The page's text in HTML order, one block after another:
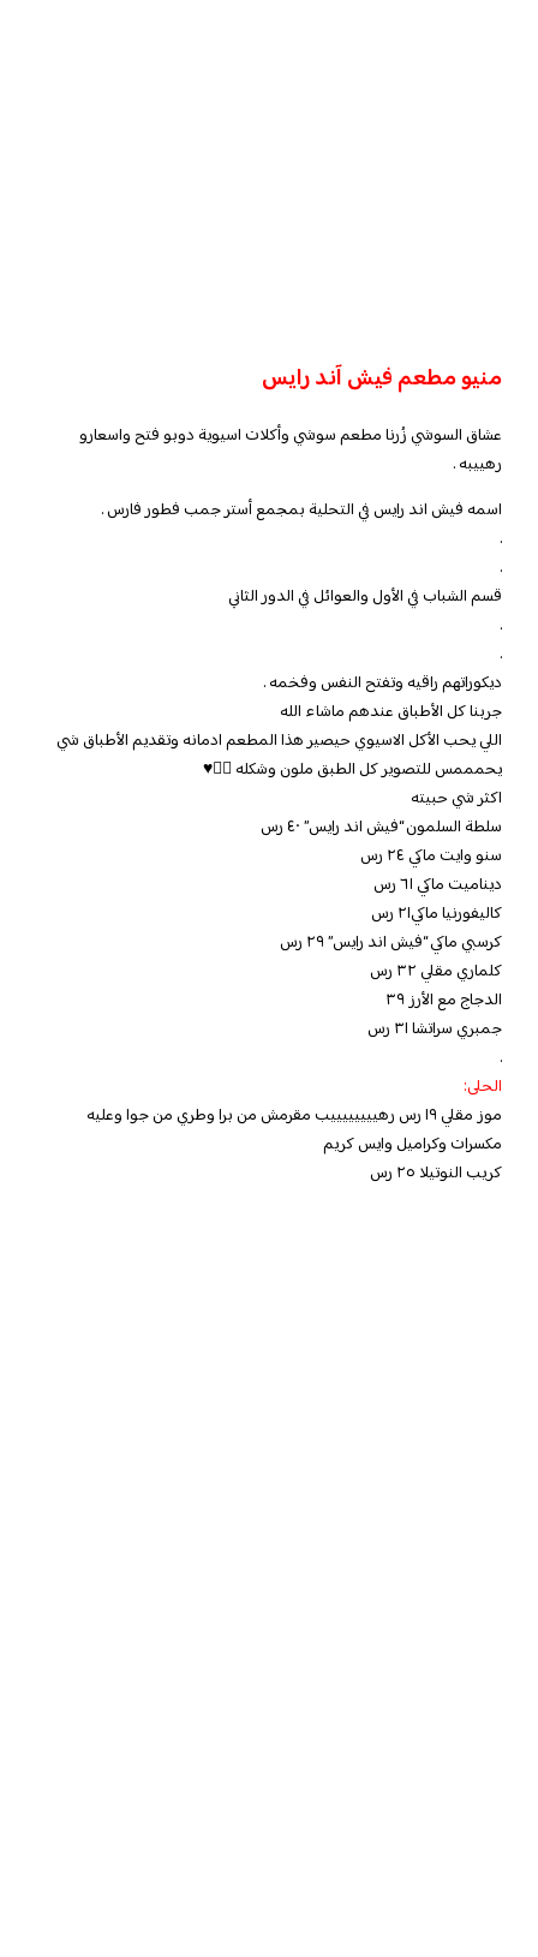
منيو مطعم فيش آند رايس
عشاق السوشي زُرنا مطعم سوشي وأكلات اسيوية دوبو فتح واسعارو
رهييبه .
اسمه فيش اند رايس في التحلية بمجمع أستر جمب فطور فارس .
.
.
قسم الشباب في الأول والعوائل في الدور الثاني
.
.
ديكوراتهم راقيه وتفتح النفس وفخمه .
جربنا كل الأطباق عندهم ماشاء الله
اللي يحب الأكل الاسيوي حيصير هذا المطعم ادمانه وتقديم الأطباق شي
يحمممس للتصوير كل الطبق ملون وشكله 👌🏻♥️
اكثر شي حبيته
سلطة السلمون “فيش اند رايس” ٤٠ رس
سنو وايت ماكي ٢٤ رس
ديناميت ماكي ٦١ رس
كاليفورنيا ماكي٢١ رس
كرسبي ماكي “فيش اند رايس” ٢٩ رس
كلماري مقلي ٣٢ رس
الدجاج مع الأرز ٣٩
جمبري سراتشا ٣١ رس
.
الحلى:
موز مقلي ١٩ رس رهييييييييب مقرمش من برا وطري من جوا وعليه
مكسرات وكراميل وايس كريم
كريب النوتيلا ٢٥ رس